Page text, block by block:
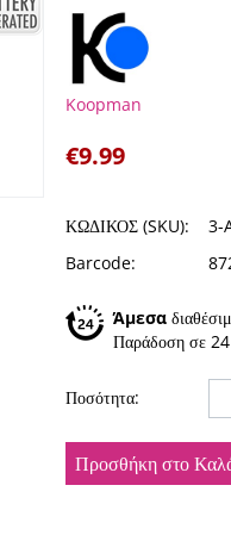
Koopman
€9.99
ΚΩΔΙΚΟΣ (SKU):
3-
Barcode:
Άμεσα
Παράδοση σε
Ποσότητα:
Προσθήκη στο